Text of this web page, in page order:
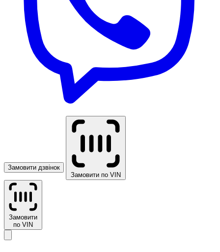
Замовити дзвінок
Замовити по VIN
Замовити
по VIN